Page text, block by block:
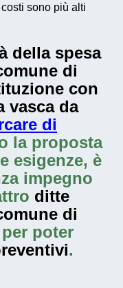
sono più alti
della spesa
di
con
vasca da
di
la proposta
esigenze, è
impegno
ditte
di
poter
.